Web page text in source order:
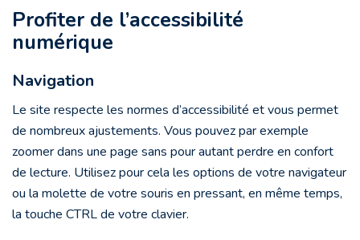
Profiter de l’accessibilité
numérique
Navigation
Le site respecte les normes d’accessibilité et vous permet
de nombreux ajustements. Vous pouvez par exemple
zoomer dans une page sans pour autant perdre en confort
de lecture. Utilisez pour cela les options de votre navigateur
ou la molette de votre souris en pressant, en même temps,
la touche CTRL de votre clavier.